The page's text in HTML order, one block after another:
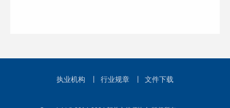
执业机构 行业规章 文件下载